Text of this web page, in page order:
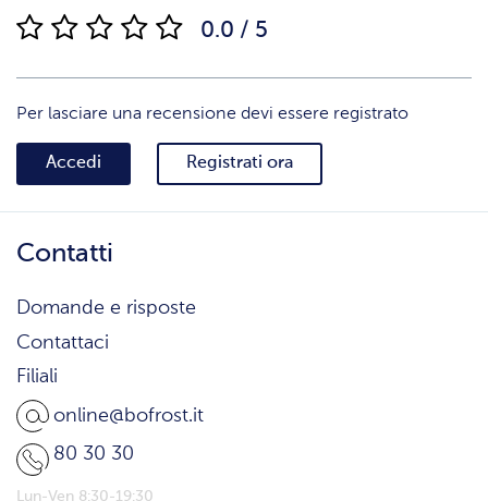
0.0 / 5
Per lasciare una recensione devi essere registrato
Accedi Registrati ora
Contatti
Domande e risposte
Contattaci
Filiali
online@bofrost.it
80 30 30
Lun-Ven 8:30-19:30